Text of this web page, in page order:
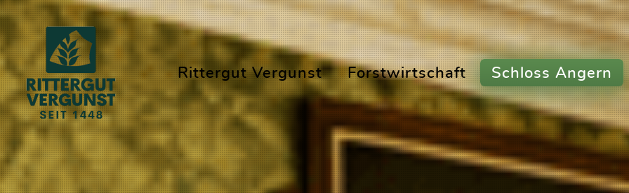
Rittergut Vergunst Forstwirtschaft Schloss Angern